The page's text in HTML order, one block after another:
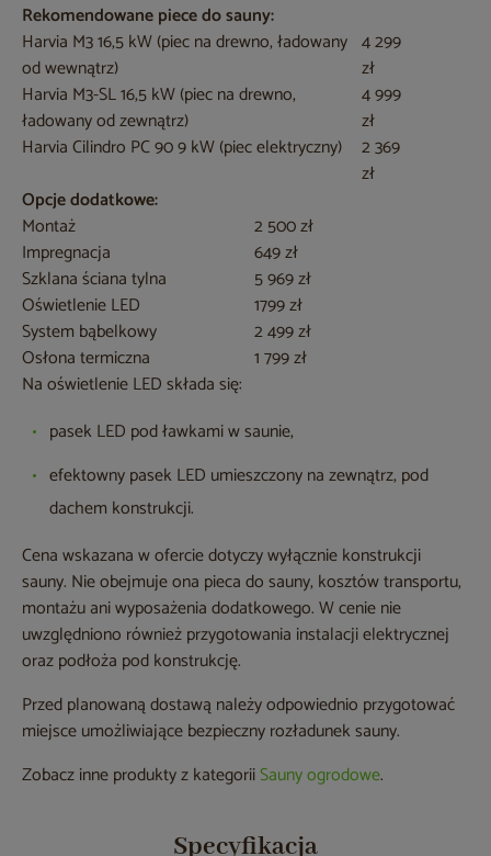
Rekomendowane piece do sauny:
Harvia M3 16,5 kW (piec na drewno, ładowany
od wewnątrz)
4 299
zł
Harvia M3-SL 16,5 kW (piec na drewno,
ładowany od zewnątrz)
4 999
zł
Harvia Cilindro PC 90 9 kW (piec elektryczny)
2 369
zł
Opcje dodatkowe:
Montaż
2 500 zł
Impregnacja
649 zł
Szklana ściana tylna
5 969 zł
Oświetlenie LED
1799 zł
System bąbelkowy
2 499 zł
Osłona termiczna
1 799 zł
Na oświetlenie LED składa się:
pasek LED pod ławkami w saunie,
efektowny pasek LED umieszczony na zewnątrz, pod
dachem konstrukcji.
Cena wskazana w ofercie dotyczy wyłącznie konstrukcji
sauny. Nie obejmuje ona pieca do sauny, kosztów transportu,
montażu ani wyposażenia dodatkowego. W cenie nie
uwzględniono również przygotowania instalacji elektrycznej
oraz podłoża pod konstrukcję.
Przed planowaną dostawą należy odpowiednio przygotować
miejsce umożliwiające bezpieczny rozładunek sauny.
Zobacz inne produkty z kategoriiSauny ogrodowe.
Specyfikacja